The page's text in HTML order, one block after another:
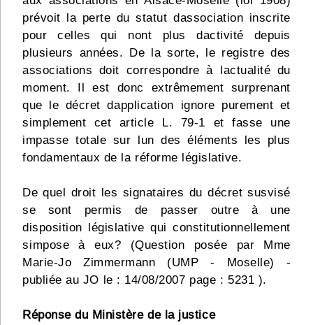
Désabo Lettrasso
Nous contacter
prévoit la perte du statut dassociation inscrite
pour celles qui nont plus dactivité depuis
plusieurs années. De la sorte, le registre des
associations doit correspondre à lactualité du
moment. Il est donc extrêmement surprenant
que le décret dapplication ignore purement et
simplement cet article L. 79-1 et fasse une
impasse totale sur lun des éléments les plus
fondamentaux de la réforme législative.
De quel droit les signataires du décret susvisé
se sont permis de passer outre à une
disposition législative qui constitutionnellement
simpose à eux? (Question posée par Mme
Marie-Jo Zimmermann (UMP - Moselle) -
publiée au JO le : 14/08/2007 page : 5231 ).
Réponse du Ministère de la justice